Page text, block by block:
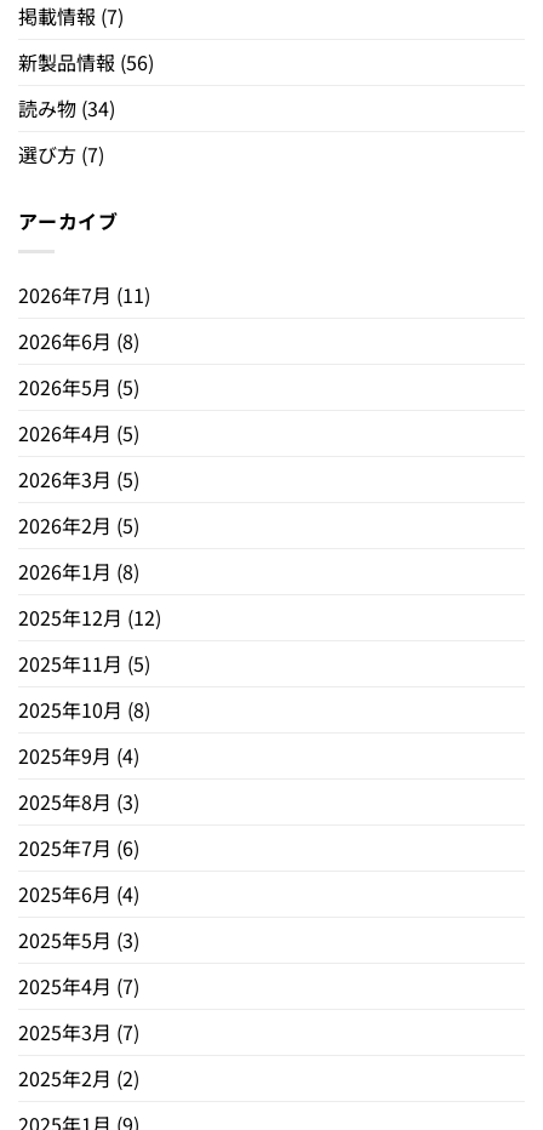
掲載情報 (7)
新製品情報 (56)
読み物 (34)
選び方 (7)
アーカイブ
2026年7月 (11)
2026年6月 (8)
2026年5月 (5)
2026年4月 (5)
2026年3月 (5)
2026年2月 (5)
2026年1月 (8)
2025年12月 (12)
2025年11月 (5)
2025年10月 (8)
2025年9月 (4)
2025年8月 (3)
2025年7月 (6)
2025年6月 (4)
2025年5月 (3)
2025年4月 (7)
2025年3月 (7)
2025年2月 (2)
2025年1月 (9)